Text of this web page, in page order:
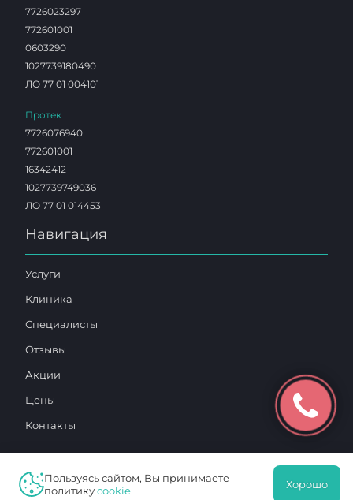
7726023297
772601001
0603290
1027739180490
ЛО 77 01 004101
Протек
7726076940
772601001
16342412
1027739749036
ЛО 77 01 014453
Навигация
Услуги
Клиника
Специалисты
Отзывы
Акции
Цены
Контакты
Пользуясь сайтом, Вы принимаете
политикуcookie Хорошо